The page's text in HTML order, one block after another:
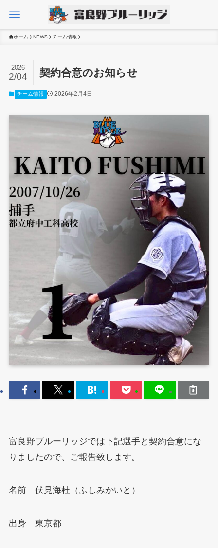
ホーム NEWS チーム情報
契約合意のお知らせ
2026
2/04
チーム情報 2026年2月4日
富良野ブルーリッジでは下記選手と契約合意にな
りましたので、ご報告致します。
名前 伏見海杜（ふしみかいと）
出身 東京都